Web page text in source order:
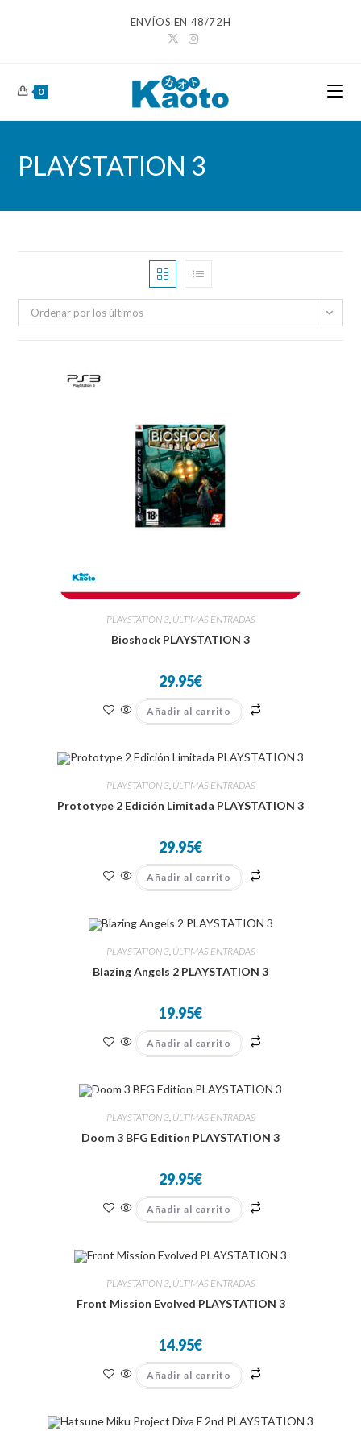
ENVÍOS EN 48/72H
0
PLAYSTATION 3
Ordenar por los últimos
PLAYSTATION 3, ÚLTIMAS ENTRADAS
Bioshock PLAYSTATION 3
29.95€
Añadir al carrito
PLAYSTATION 3, ÚLTIMAS ENTRADAS
Prototype 2 Edición Limitada PLAYSTATION 3
29.95€
Añadir al carrito
PLAYSTATION 3, ÚLTIMAS ENTRADAS
Blazing Angels 2 PLAYSTATION 3
19.95€
Añadir al carrito
PLAYSTATION 3, ÚLTIMAS ENTRADAS
Doom 3 BFG Edition PLAYSTATION 3
29.95€
Añadir al carrito
PLAYSTATION 3, ÚLTIMAS ENTRADAS
Front Mission Evolved PLAYSTATION 3
14.95€
Añadir al carrito